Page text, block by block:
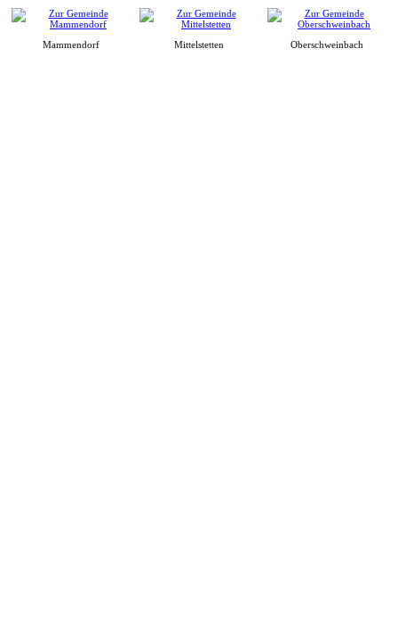
Mammendorf Mittelstetten Oberschweinbach